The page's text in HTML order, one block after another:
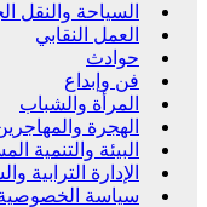
السياحة والنقل
العمل النقابي
حوادث
فن وإبداع
المرأة والشباب
الهجرة
البيئة والتنمية
الإدارة الترابية
سياسة